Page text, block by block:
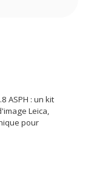
ASPH : un kit
Leica,
pour